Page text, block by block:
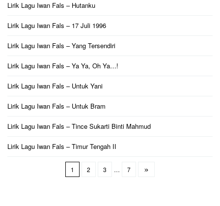
Lirik Lagu Iwan Fals – Hutanku
Lirik Lagu Iwan Fals – 17 Juli 1996
Lirik Lagu Iwan Fals – Yang Tersendiri
Lirik Lagu Iwan Fals – Ya Ya, Oh Ya…!
Lirik Lagu Iwan Fals – Untuk Yani
Lirik Lagu Iwan Fals – Untuk Bram
Lirik Lagu Iwan Fals – Tince Sukarti Binti Mahmud
Lirik Lagu Iwan Fals – Timur Tengah II
1 2 3 … 7